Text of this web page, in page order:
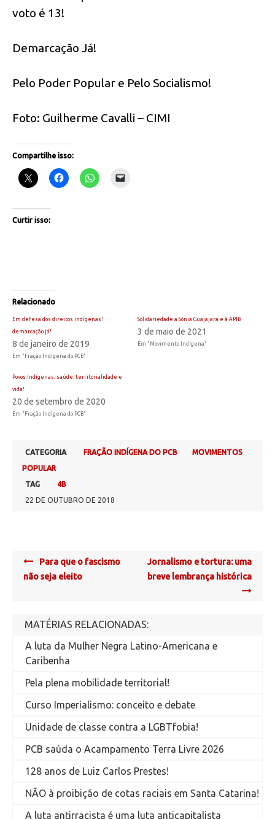
voto é 13!
Demarcação Já!
Pelo Poder Popular e Pelo Socialismo!
Foto: Guilherme Cavalli – CIMI
Compartilhe isso:
Curtir isso:
Relacionado
Em defesa dos direitos indígenas!
demarcação já!
8 de janeiro de 2019
Em "Fração Indígena do PCB"
Solidariedade a Sônia Guajajara e à APIB
3 de maio de 2021
Em "Movimento Indígena"
Povos Indígenas: saúde, territorialidade e
vida!
20 de setembro de 2020
Em "Fração Indígena do PCB"
CATEGORIA FRAÇÃO INDÍGENA DO PCB
MOVIMENTOS
POPULAR
TAG
4B
22 DE OUTUBRO DE 2018
Post
navigation
Para que o fascismo
não seja eleito
Jornalismo e tortura: uma
breve lembrança histórica
MATÉRIAS RELACIONADAS:
A luta da Mulher Negra Latino-Americana e
Caribenha
Pela plena mobilidade territorial!
Curso Imperialismo: conceito e debate
Unidade de classe contra a LGBTfobia!
PCB saúda o Acampamento Terra Livre 2026
128 anos de Luiz Carlos Prestes!
NÃO à proibição de cotas raciais em Santa Catarina!
A luta antirracista é uma luta anticapitalista